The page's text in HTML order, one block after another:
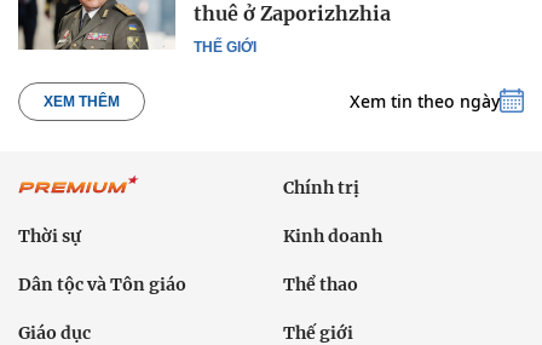
THẾ GIỚI
thuê ở Zaporizhzhia
XEM THÊM Xem tin theo ngày
Chính trị
Thời sự Kinh doanh
Dân tộc và Tôn giáo Thể thao
Giáo dục Thế giới